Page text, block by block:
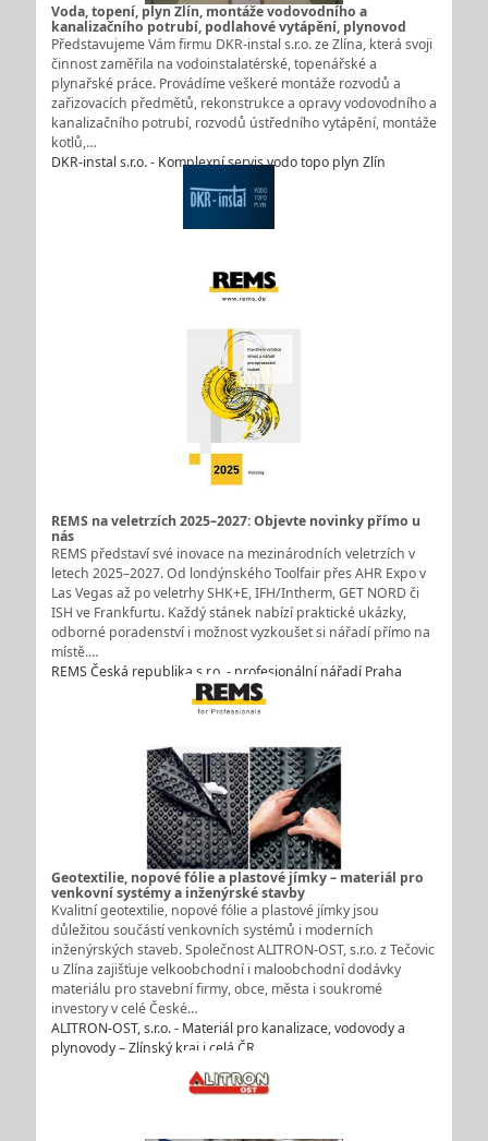
Voda, topení, plyn Zlín, montáže vodovodního a
kanalizačního potrubí, podlahové vytápění, plynovod
Představujeme Vám firmu DKR-instal s.r.o. ze Zlína, která svoji
činnost zaměřila na vodoinstalatérské, topenářské a
plynařské práce. Provádíme veškeré montáže rozvodů a
zařizovacích předmětů, rekonstrukce a opravy vodovodního a
kanalizačního potrubí, rozvodů ústředního vytápění, montáže
kotlů,…
DKR-instal s.r.o. - Komplexní servis vodo topo plyn Zlín
REMS na veletrzích 2025–2027: Objevte novinky přímo u
nás
REMS představí své inovace na mezinárodních veletrzích v
letech 2025–2027. Od londýnského Toolfair přes AHR Expo v
Las Vegas až po veletrhy SHK+E, IFH/Intherm, GET NORD či
ISH ve Frankfurtu. Každý stánek nabízí praktické ukázky,
odborné poradenství i možnost vyzkoušet si nářadí přímo na
místě.…
REMS Česká republika s.r.o. - profesionální nářadí Praha
Geotextilie, nopové fólie a plastové jímky – materiál pro
venkovní systémy a inženýrské stavby
Kvalitní geotextilie, nopové fólie a plastové jímky jsou
důležitou součástí venkovních systémů i moderních
inženýrských staveb. Společnost ALITRON-OST, s.r.o. z Tečovic
u Zlína zajišťuje velkoobchodní i maloobchodní dodávky
materiálu pro stavební firmy, obce, města i soukromé
investory v celé České…
ALITRON-OST, s.r.o. - Materiál pro kanalizace, vodovody a
plynovody – Zlínský kraj i celá ČR